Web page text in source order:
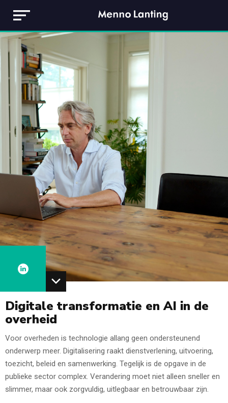
Digitale transformatie en AI in de
overheid
Voor overheden is technologie allang geen ondersteunend
onderwerp meer. Digitalisering raakt dienstverlening, uitvoering,
toezicht, beleid en samenwerking. Tegelijk is de opgave in de
publieke sector complex. Verandering moet niet alleen sneller en
slimmer, maar ook zorgvuldig, uitlegbaar en betrouwbaar zijn.